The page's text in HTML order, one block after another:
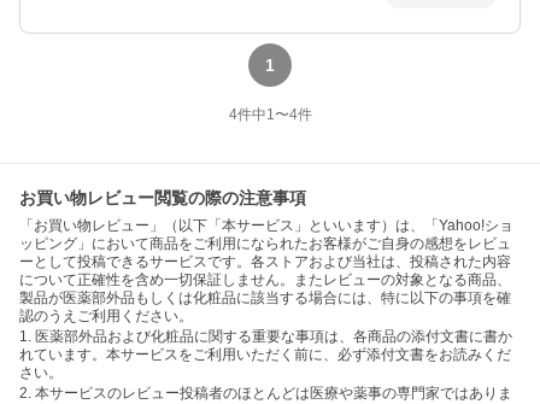
1
4件中1〜4件
お買い物レビュー閲覧の際の注意事項
「お買い物レビュー」（以下「本サービス」といいます）は、「Yahoo!ショ
ッピング」において商品をご利用になられたお客様がご自身の感想をレビュ
ーとして投稿できるサービスです。各ストアおよび当社は、投稿された内容
について正確性を含め一切保証しません。またレビューの対象となる商品、
製品が医薬部外品もしくは化粧品に該当する場合には、特に以下の事項を確
認のうえご利用ください。
1. 医薬部外品および化粧品に関する重要な事項は、各商品の添付文書に書か
れています。本サービスをご利用いただく前に、必ず添付文書をお読みくだ
さい。
2. 本サービスのレビュー投稿者のほとんどは医療や薬事の専門家ではありま